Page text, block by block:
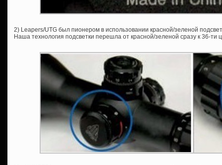
2) Leapers/UTG был пионером в использовании красной/зеленой
Наша технология подсветки перешла от красной/зеленой сразу к 36-ти